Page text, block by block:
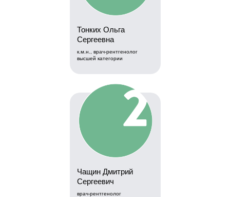
Тонких Ольга
Сергеевна
к.м.н., врач-рентгенолог
высшей категории
Чащин Дмитрий
Сергеевич
врач-рентгенолог